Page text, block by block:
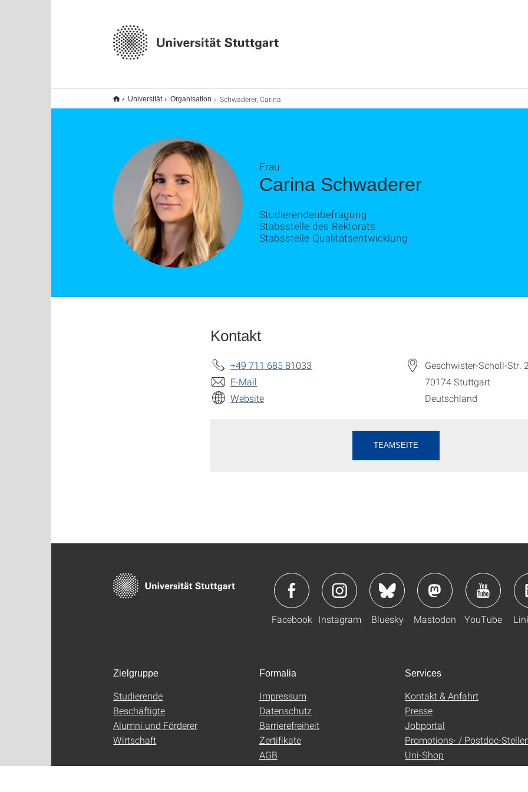
Universität Organisation Schwaderer, Carina
Carina Schwaderer
Frau
Studierendenbefragung
Stabsstelle des Rektorats
Stabsstelle Qualitätsentwicklung
Kontakt
+49 711 685 81033
E-Mail
Website
Geschwister-Scholl-Str.
70174Stuttgart
Deutschland
TEAMSEITE
Facebook Instagram Bluesky Mastodon YouTube
Zielgruppe
Studierende
Beschäftigte
Alumni und Förderer
Wirtschaft
Formalia
Impressum
Datenschutz
Barrierefreiheit
Zertifikate
AGB
Services
Kontakt & Anfahrt
Presse
Jobportal
Promotions- / Postdoc-
Uni-Shop